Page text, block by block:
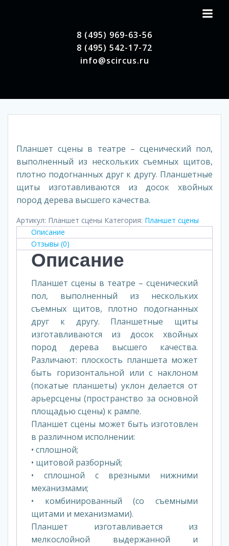
8 (495) 969-63-56
8 (495) 542-17-72
info@scircus.ru
Планшет сцены в театре – сценический пол,
выполненный из нескольких съемных щитов,
плотно подогнанных друг к другу. Планшетные
щиты изготавливаются из досок хвойных
пород дерева высшего качества.
Артикул: Планшет сцены Категория: Планшет сцены
Описание
Отзывы (0)
Описание
Планшет сцены в театре – сценический
пол, выполненный из нескольких
съемных щитов, плотно подогнанных
друг к другу. Планшетные щиты
изготавливаются из досок хвойных
пород дерева высшего качества.
Различают: плоскость планшета может
быть горизонтальной или с наклоном
(покатые планшеты) уклон делается от
арьерсцены (пространство за основной
площадью сцены) к рампе.
Планшет сцены может быть изготовлен
в различном исполнении:
• сплошной;
• щитовой разборный;
• сплошной с врезными нижними
механизмами;
• комбинированный (со съемными
щитами и механизмами).
Планшет изготавливается из
мелкослойной выдержанной и